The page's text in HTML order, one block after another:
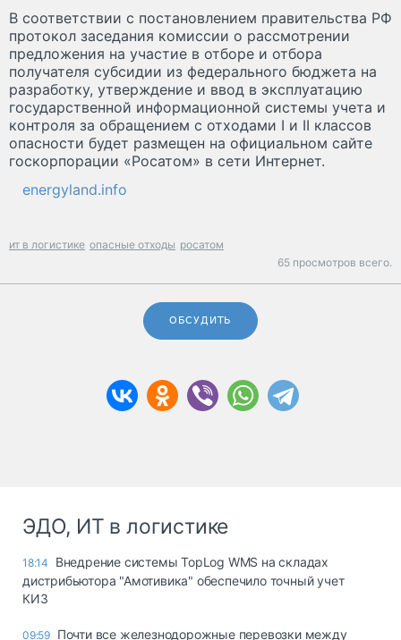
В соответствии с постановлением правительства РФ
протокол заседания комиссии о рассмотрении
предложения на участие в отборе и отбора
получателя субсидии из федерального бюджета на
разработку, утверждение и ввод в эксплуатацию
государственной информационной системы учета и
контроля за обращением с отходами I и II классов
опасности будет размещен на официальном сайте
госкорпорации «Росатом» в сети Интернет.
energyland.info
ит в логистике опасные отходы росатом
65 просмотров всего.
ОБСУДИТЬ
ЭДО, ИТ в логистике
18:14
Внедрение системы TopLog WMS на складах
дистрибьютора "Амотивика" обеспечило точный учет
КИЗ
09:59 Почти все железнодорожные перевозки между